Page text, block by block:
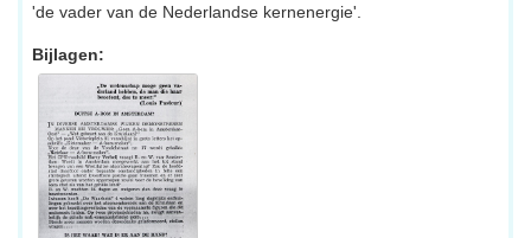
'de vader van de Nederlandse kernenergie'.
Bijlagen: